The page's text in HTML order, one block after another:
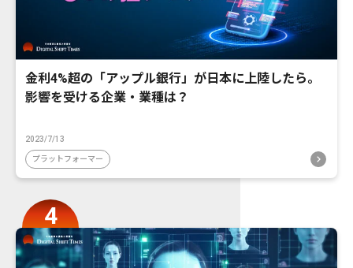
金利4%超の「アップル銀行」が日本に上陸したら。
影響を受ける企業・業種は？
2023/7/13
プラットフォーマー